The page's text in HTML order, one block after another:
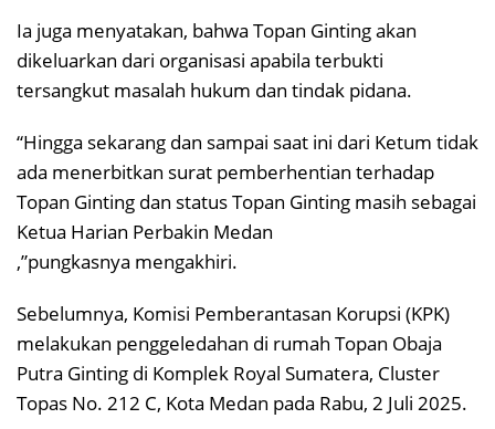
Ia juga menyatakan, bahwa Topan Ginting akan
dikeluarkan dari organisasi apabila terbukti
tersangkut masalah hukum dan tindak pidana.
“Hingga sekarang dan sampai saat ini dari Ketum tidak
ada menerbitkan surat pemberhentian terhadap
Topan Ginting dan status Topan Ginting masih sebagai
Ketua Harian Perbakin Medan
,”pungkasnya mengakhiri.
Sebelumnya, Komisi Pemberantasan Korupsi (KPK)
melakukan penggeledahan di rumah Topan Obaja
Putra Ginting di Komplek Royal Sumatera, Cluster
Topas No. 212 C, Kota Medan pada Rabu, 2 Juli 2025.